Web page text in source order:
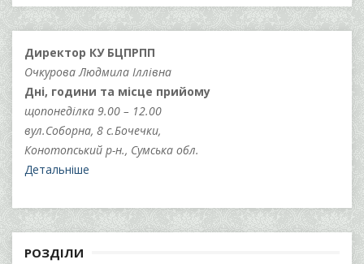
Директор КУ БЦПРПП
Очкурова Людмила Іллівна
Дні, години та місце прийому
щопонеділка 9.00 – 12.00
вул.Соборна, 8 с.Бочечки,
Конотопський р-н., Сумська обл.
Детальніше
РОЗДІЛИ